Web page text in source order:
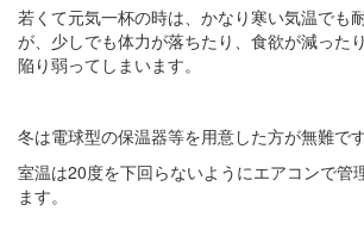
若くて元気一杯の時は、かなり寒い気温でも
が、少しでも体力が落ちたり、食欲が減った
陥り弱ってしまいます。
冬は電球型の保温器等を用意した方が無難です
室温は20度を下回らないようにエアコンで管
ます。